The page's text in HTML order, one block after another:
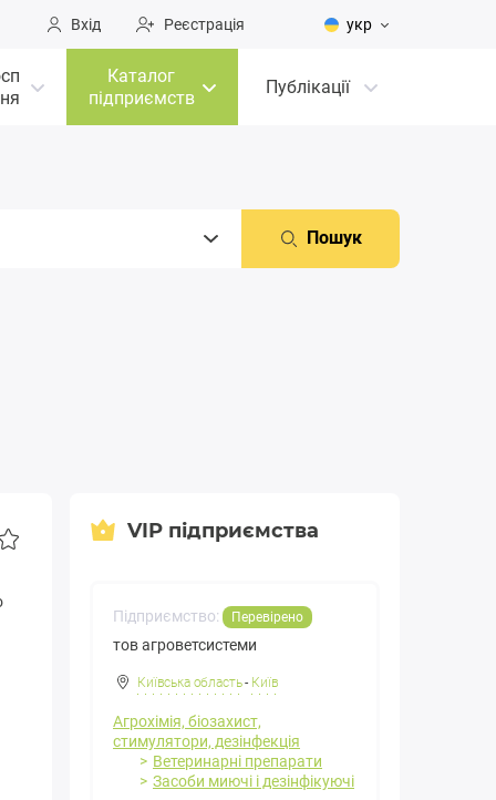
Вхід Реєстрація укр
Каталог
підприємств
Публікації
Пошук
VIP підприємства
Підприємство: Перевірено
тов агроветсистеми
Київська область- Київ
Агрохімія, біозахист,
стимулятори, дезінфекція
Ветеринарні препарати
Засоби миючі і дезінфікуючі